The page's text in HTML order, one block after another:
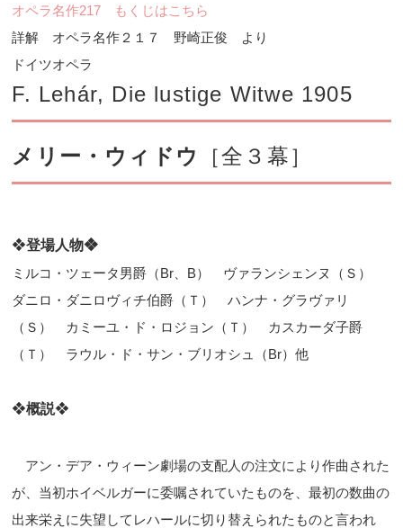
オペラ名作217 もくじはこちら
詳解 オペラ名作２１７ 野崎正俊 より
ドイツオペラ
F. Lehár, Die lustige Witwe 1905
メリー・ウィドウ ［全３幕］
❖登場人物❖
ミルコ・ツェータ男爵（Br B） ヴァランシェンヌ（Ｓ）
ダニロ・ダニロヴィチ伯爵（Ｔ） ハンナ・グラヴァリ
（Ｓ） カミーユ・ド・ロジョン（Ｔ） カスカーダ子爵
（Ｔ） ラウル・ド・サン・ブリオシュ（Br）他
❖概説❖
アン・デア・ウィーン劇場の支配人の注文により作曲された
が、当初ホイベルガーに委嘱されていたものを、最初の数曲の
出来栄えに失望してレハールに切り替えられたものと言われ